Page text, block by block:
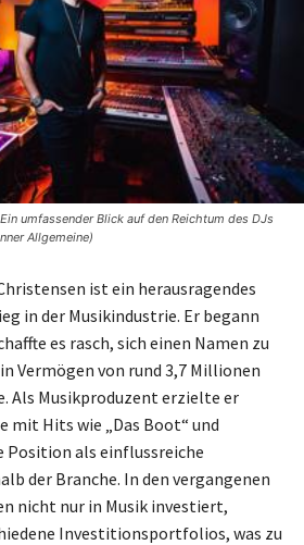
umfassender Blick auf den Reichtum des DJs
Allgemeine)
ist ein herausragendes
in der Musikindustrie. Er begann
es rasch, sich einen Namen zu
Vermögen von rund 3,7 Millionen
Als Musikproduzent erzielte er
Hits wie „Das Boot“ und
Position als einflussreiche
der Branche. In den vergangenen
nicht nur in Musik investiert,
Investitionsportfolios, was zu